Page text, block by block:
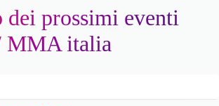
dei prossimi eventi
MMA italia